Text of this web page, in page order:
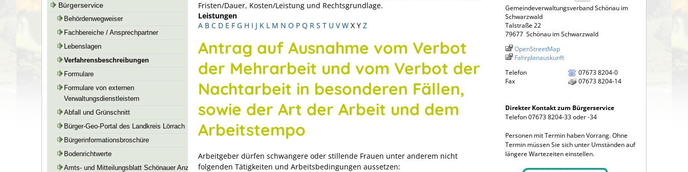
Bürgerservice
Behördenwegweiser
Fachbereiche / Ansprechpartner
Lebenslagen
Verfahrensbeschreibungen
Formulare
Formulare von externen
Verwaltungsdienstleistern
Abfall und Grünschnitt
Bürger-Geo-Portal des Landkreis Lörrach
Bürgerinformationsbroschüre
Bodenrichtwerte
Amts- und Mitteilungsblatt Schönauer Anzeiger
Fristen/Dauer, Kosten/Leistung und Rechtsgrundlage.
Leistungen
A B C D E F G H I J K L M N O P Q R S T U V W X Y Z
Antrag auf Ausnahme vom Verbot
der Mehrarbeit und vom Verbot der
Nachtarbeit in besonderen Fällen,
sowie der Art der Arbeit und dem
Arbeitstempo
Arbeitgeber dürfen schwangere oder stillende Frauen unter anderem nicht
folgenden Tätigkeiten und Arbeitsbedingungen aussetzen:
Gemeindeverwaltungsverband Schönau im
Schwarzwald
Talstraße 22
79677 Schönau im Schwarzwald
OpenStreetMap
Fahrplanauskunft
Telefon
07673 8204-0
Fax
07673 8204-14
Direkter Kontakt zum Bürgerservice
Telefon 07673 8204-33 oder -34
Personen mit Termin haben Vorrang. Ohne
Termin müssen Sie sich unter Umständen auf
längere Wartezeiten einstellen.